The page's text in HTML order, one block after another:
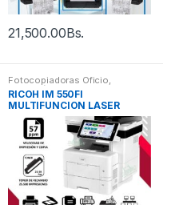
21,500.00Bs.
Fotocopiadoras Oficio
Impresión, Multifuncionales
RICOH IM 550FI
MULTIFUNCION LASER
NEGRO OFICIO